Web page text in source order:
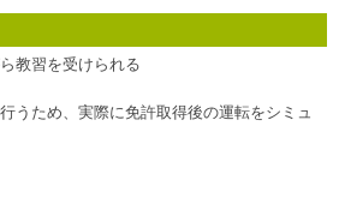
教習を受けられる
うため、実際に免許取得後の運転をシミュ